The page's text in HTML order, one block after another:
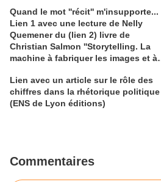
Paul Sabatier Faculté de médecine ;
2) Cairn sur Michel Foucault '' Le
pouvoir et le problème du corps'', par
Matthieu Merlin
Quand le mot ''récit'' m'insupporte...
Lien 1 avec une lecture de Nelly
Quemener du (lien 2) livre de
Christian Salmon ''Storytelling. La
machine à fabriquer les images et à
site ''eternels-éclairs'' pour ''Le
pouvoir des fables'' de Jean de La
Fontaine
Lien avec un article sur le rôle des
chiffres dans la rhétorique politique
(ENS de Lyon éditions)
Commentaires